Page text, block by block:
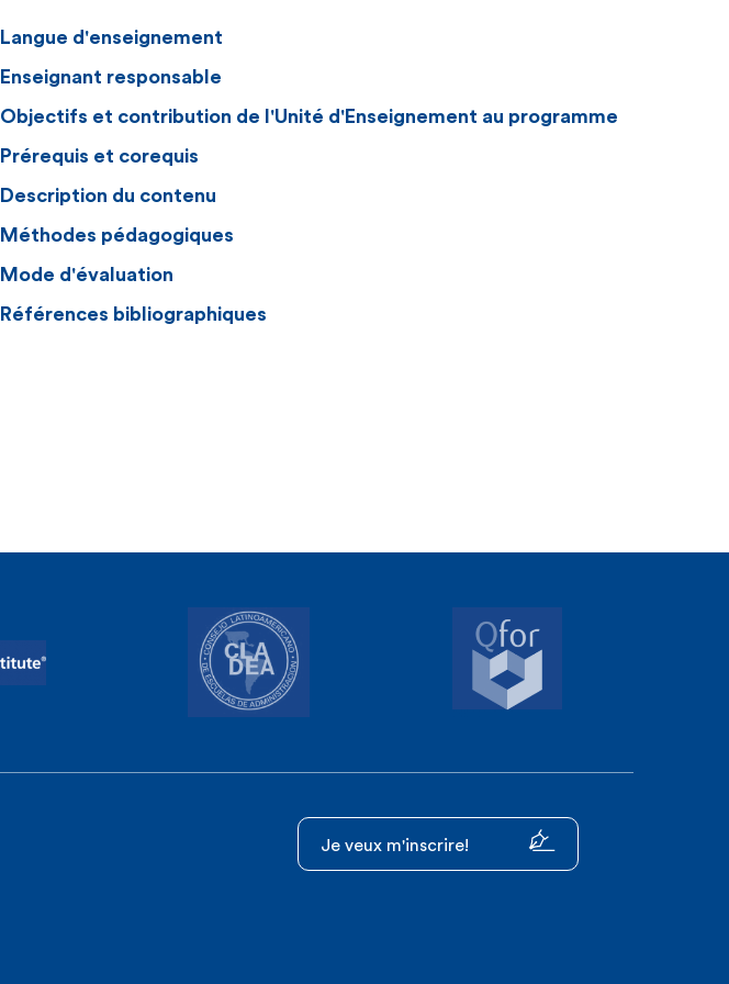
Langue d'enseignement
Enseignant responsable
Objectifs et contribution de l'Unité d'Enseignement au programme
Prérequis et corequis
Description du contenu
Méthodes pédagogiques
Mode d'évaluation
Références bibliographiques
Je veux m'inscrire!